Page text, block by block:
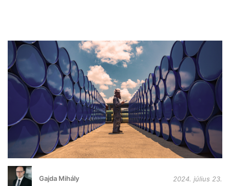
Gajda Mihály 2024. július 23.